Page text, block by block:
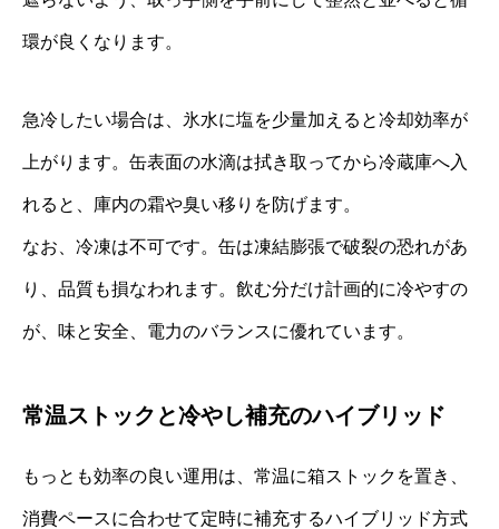
環が良くなります。
急冷したい場合は、氷水に塩を少量加えると冷却効率が
上がります。缶表面の水滴は拭き取ってから冷蔵庫へ入
れると、庫内の霜や臭い移りを防げます。
なお、冷凍は不可です。缶は凍結膨張で破裂の恐れがあ
り、品質も損なわれます。飲む分だけ計画的に冷やすの
が、味と安全、電力のバランスに優れています。
常温ストックと冷やし補充のハイブリッド
もっとも効率の良い運用は、常温に箱ストックを置き、
消費ペースに合わせて定時に補充するハイブリッド方式